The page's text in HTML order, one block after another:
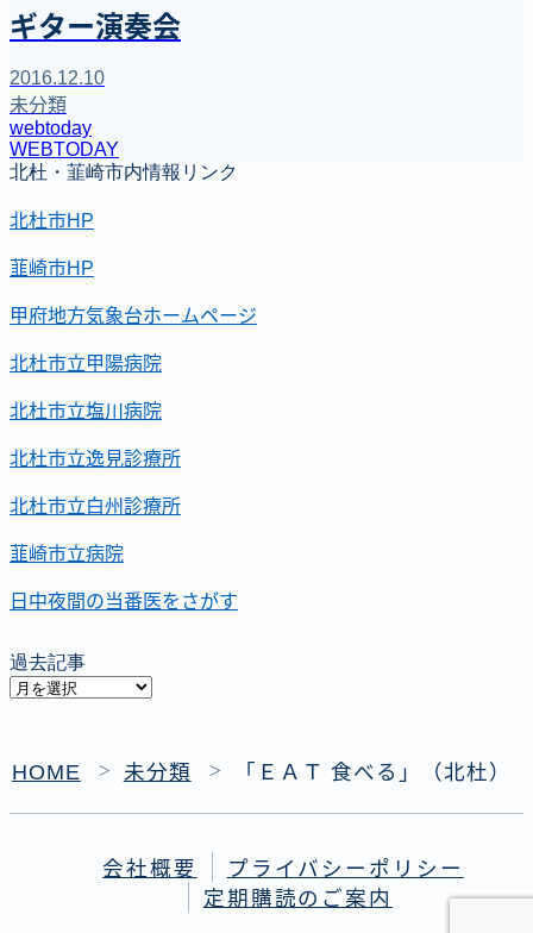
ギター演奏会
2016.12.10
未分類
webtoday
WEBTODAY
北杜・韮崎市内情報リンク
北杜市HP
韮崎市HP
甲府地方気象台ホームページ
北杜市立甲陽病院
北杜市立塩川病院
北杜市立逸見診療所
北杜市立白州診療所
韮崎市立病院
日中夜間の当番医をさがす
過去記事
過
事
HOME ＞ 未分類 ＞ 「ＥＡＴ 食べる」（北杜）
会社概要
プライバシーポリシー
定期購読のご案内